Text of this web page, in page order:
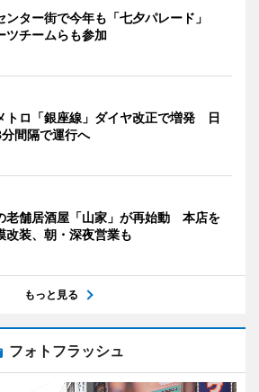
ンター街で今年も「七夕パレード」
ツチームらも参加
トロ「銀座線」ダイヤ改正で増発 日
間隔で運行へ
老舗居酒屋「山家」が再始動 本店を
改装、朝・深夜営業も
もっと見る
フォトフラッシュ